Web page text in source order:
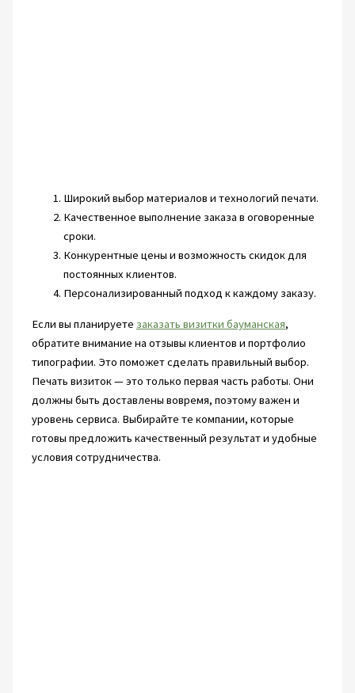
Широкий выбор материалов и технологий печати.
Качественное выполнение заказа в оговоренные
сроки.
Конкурентные цены и возможность скидок для
постоянных клиентов.
Персонализированный подход к каждому заказу.
Если вы планируете заказать визитки бауманская,
обратите внимание на отзывы клиентов и портфолио
типографии. Это поможет сделать правильный выбор.
Печать визиток — это только первая часть работы. Они
должны быть доставлены вовремя, поэтому важен и
уровень сервиса. Выбирайте те компании, которые
готовы предложить качественный результат и удобные
условия сотрудничества.